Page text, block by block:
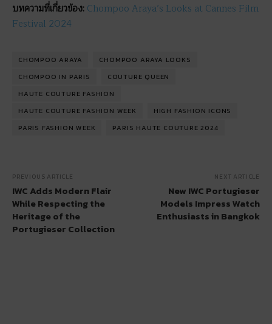
บทความที่เกี่ยวข้อง: Chompoo Araya’s Looks at Cannes Film
Festival 2024
CHOMPOO ARAYA
CHOMPOO ARAYA LOOKS
CHOMPOO IN PARIS
COUTURE QUEEN
HAUTE COUTURE FASHION
HAUTE COUTURE FASHION WEEK
HIGH FASHION ICONS
PARIS FASHION WEEK
PARIS HAUTE COUTURE 2024
PREVIOUS ARTICLE
IWC Adds Modern Flair
While Respecting the
Heritage of the
Portugieser Collection
NEXT ARTICLE
New IWC Portugieser
Models Impress Watch
Enthusiasts in Bangkok